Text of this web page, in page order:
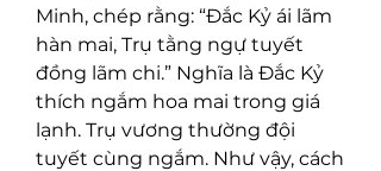
Minh, chép rằng: “Đắc Kỷ ái lãm
hàn mai, Trụ tằng ngự tuyết
đồng lãm chi.” Nghĩa là Đắc Kỷ
thích ngắm hoa mai trong giá
lạnh. Trụ vương thường đội
tuyết cùng ngắm. Như vậy, cách